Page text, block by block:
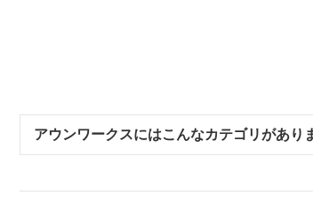
アウンワークスにはこんなカテゴリがあり